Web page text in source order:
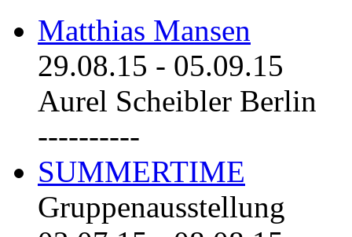
Matthias Mansen
29.08.15 - 05.09.15
Aurel Scheibler Berlin
----------
SUMMERTIME
Gruppenausstellung